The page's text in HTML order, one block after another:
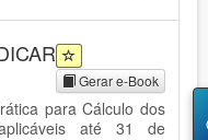
Gerar e-Book
para Cálculo dos
até 31 de